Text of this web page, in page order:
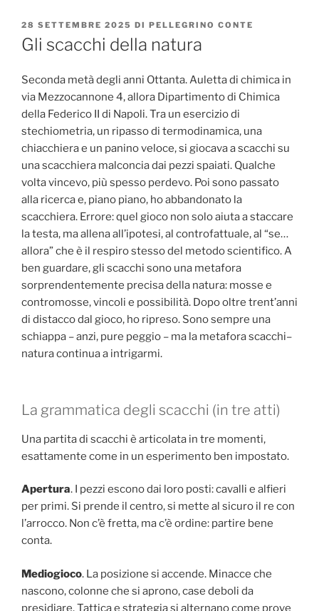
PUBBLICATO
IL
28 SETTEMBRE 2025 DI PELLEGRINO CONTE
Gli scacchi della natura
Seconda metà degli anni Ottanta. Auletta di chimica in
via Mezzocannone 4, allora Dipartimento di Chimica
della Federico II di Napoli. Tra un esercizio di
stechiometria, un ripasso di termodinamica, una
chiacchiera e un panino veloce, si giocava a scacchi su
una scacchiera malconcia dai pezzi spaiati. Qualche
volta vincevo, più spesso perdevo. Poi sono passato
alla ricerca e, piano piano, ho abbandonato la
scacchiera. Errore: quel gioco non solo aiuta a staccare
la testa, ma allena all’ipotesi, al controfattuale, al “se…
allora” che è il respiro stesso del metodo scientifico. A
ben guardare, gli scacchi sono una metafora
sorprendentemente precisa della natura: mosse e
contromosse, vincoli e possibilità. Dopo oltre trent’anni
di distacco dal gioco, ho ripreso. Sono sempre una
schiappa – anzi, pure peggio – ma la metafora scacchi–
natura continua a intrigarmi.
La grammatica degli scacchi (in tre atti)
Una partita di scacchi è articolata in tre momenti,
esattamente come in un esperimento ben impostato.
Apertura. I pezzi escono dai loro posti: cavalli e alfieri
per primi. Si prende il centro, si mette al sicuro il re con
l’arrocco. Non c’è fretta, ma c’è ordine: partire bene
conta.
Mediogioco. La posizione si accende. Minacce che
nascono, colonne che si aprono, case deboli da
presidiare. Tattica e strategia si alternano come prove